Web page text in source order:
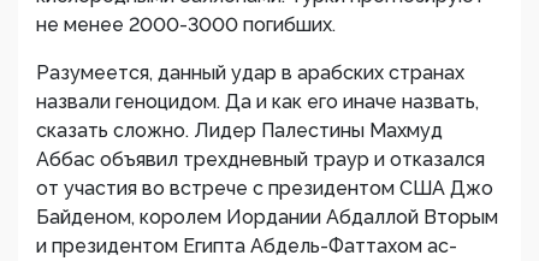
не менее 2000-3000 погибших.
Разумеется, данный удар в арабских странах
назвали геноцидом. Да и как его иначе назвать,
сказать сложно. Лидер Палестины Махмуд
Аббас объявил трехдневный траур и отказался
от участия во встрече с президентом США Джо
Байденом, королем Иордании Абдаллой Вторым
и президентом Египта Абдель-Фаттахом ас-